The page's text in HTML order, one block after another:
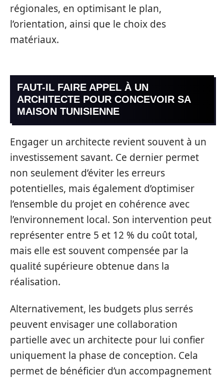
régionales, en optimisant le plan,
l’orientation, ainsi que le choix des
matériaux.
FAUT-IL FAIRE APPEL À UN
ARCHITECTE POUR CONCEVOIR SA
MAISON TUNISIENNE
Engager un architecte revient souvent à un
investissement savant. Ce dernier permet
non seulement d’éviter les erreurs
potentielles, mais également d’optimiser
l’ensemble du projet en cohérence avec
l’environnement local. Son intervention peut
représenter entre 5 et 12 % du coût total,
mais elle est souvent compensée par la
qualité supérieure obtenue dans la
réalisation.
Alternativement, les budgets plus serrés
peuvent envisager une collaboration
partielle avec un architecte pour lui confier
uniquement la phase de conception. Cela
permet de bénéficier d’un accompagnement